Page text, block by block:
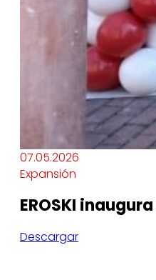
07.05.2026
Expansión
EROSKI
Descargar